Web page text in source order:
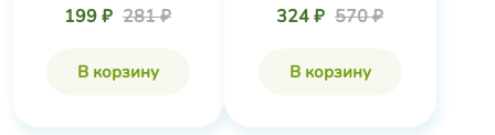
199 ₽ 281 ₽
В корзину
324 ₽ 570 ₽
В корзину